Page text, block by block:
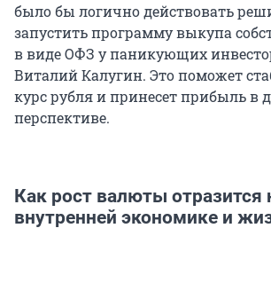
было бы логично действовать
запустить программу выкупа
в виде ОФЗ у паникующих
Виталий Калугин. Это поможет
курс рубля и принесет прибыль в
перспективе.
Как рост валюты отразится
внутренней экономике и